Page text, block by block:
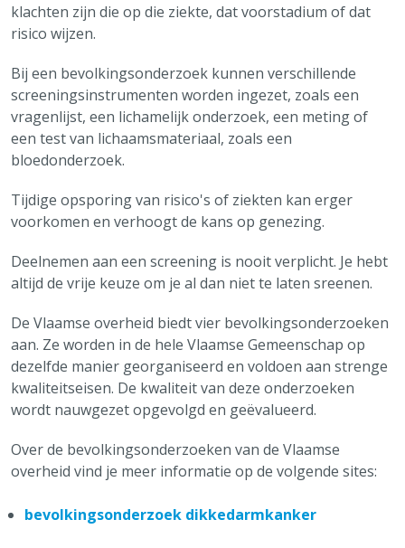
Openingsuren & adressen
Meld iets
klachten zijn die op die ziekte, dat voorstadium of dat
risico wijzen.
Bij een bevolkingsonderzoek kunnen verschillende
screeningsinstrumenten worden ingezet, zoals een
vragenlijst, een lichamelijk onderzoek, een meting of
een test van lichaamsmateriaal, zoals een
bloedonderzoek.
Tijdige opsporing van risico's of ziekten kan erger
voorkomen en verhoogt de kans op genezing.
Deelnemen aan een screening is nooit verplicht. Je hebt
altijd de vrije keuze om je al dan niet te laten sreenen.
De Vlaamse overheid biedt vier bevolkingsonderzoeken
aan. Ze worden in de hele Vlaamse Gemeenschap op
dezelfde manier georganiseerd en voldoen aan strenge
kwaliteitseisen. De kwaliteit van deze onderzoeken
wordt nauwgezet opgevolgd en geëvalueerd.
Over de bevolkingsonderzoeken van de Vlaamse
overheid vind je meer informatie op de volgende sites:
bevolkingsonderzoek dikkedarmkanker